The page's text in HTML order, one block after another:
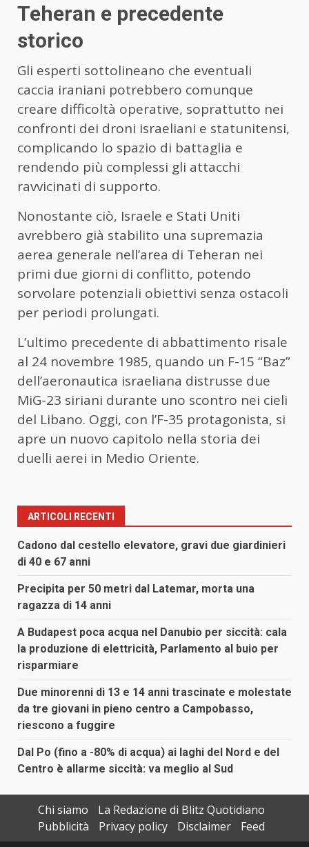
Teheran e precedente
storico
Gli esperti sottolineano che eventuali
caccia iraniani potrebbero comunque
creare difficoltà operative, soprattutto nei
confronti dei droni israeliani e statunitensi,
complicando lo spazio di battaglia e
rendendo più complessi gli attacchi
ravvicinati di supporto.
Nonostante ciò, Israele e Stati Uniti
avrebbero già stabilito una supremazia
aerea generale nell’area di Teheran nei
primi due giorni di conflitto, potendo
sorvolare potenziali obiettivi senza ostacoli
per periodi prolungati.
L’ultimo precedente di abbattimento risale
al 24 novembre 1985, quando un F-15 “Baz”
dell’aeronautica israeliana distrusse due
MiG-23 siriani durante uno scontro nei cieli
del Libano. Oggi, con l’F-35 protagonista, si
apre un nuovo capitolo nella storia dei
duelli aerei in Medio Oriente.
ARTICOLI RECENTI
Cadono dal cestello elevatore, gravi due giardinieri
di 40 e 67 anni
Precipita per 50 metri dal Latemar, morta una
ragazza di 14 anni
A Budapest poca acqua nel Danubio per siccità: cala
la produzione di elettricità, Parlamento al buio per
risparmiare
Due minorenni di 13 e 14 anni trascinate e molestate
da tre giovani in pieno centro a Campobasso,
riescono a fuggire
Dal Po (fino a -80% di acqua) ai laghi del Nord e del
Centro è allarme siccità: va meglio al Sud
Chi siamo
La Redazione di Blitz Quotidiano
Pubblicità
Privacy policy Disclaimer Feed